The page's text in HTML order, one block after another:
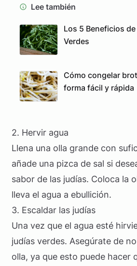
Lee también
Los 5 Beneficios
Verdes
Cómo congelar
forma fácil y rápida
2. Hervir agua
Llena una olla grande con
añade una pizca de sal si
sabor de las judías. Coloca la
lleva el agua a ebullición.
3. Escaldar las judías
Una vez que el agua esté
judías verdes. Asegúrate de
olla, ya que esto puede hacer